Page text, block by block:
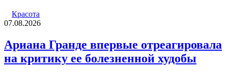
Красота
07.08.2026
Ариана Гранде впервые отреагировала
на критику ее болезненной худобы